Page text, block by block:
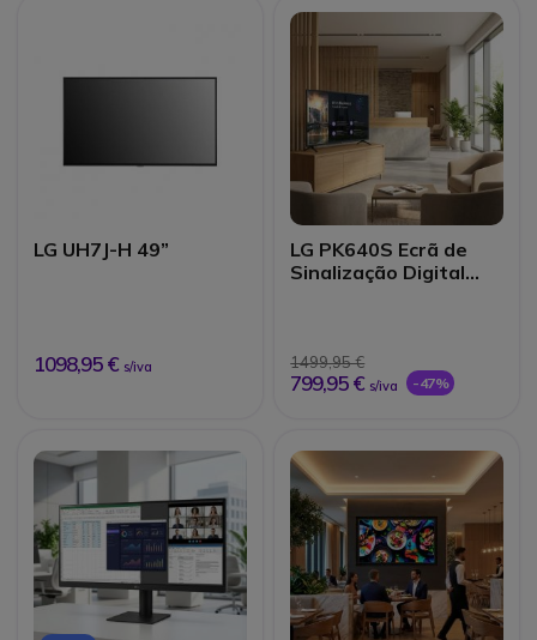
LG UH7J-H 49”
1098,95 € s/iva
LG PK640S Ecrã de
Sinalização Digital
1499,95 €
799,95 € s/iva -47%